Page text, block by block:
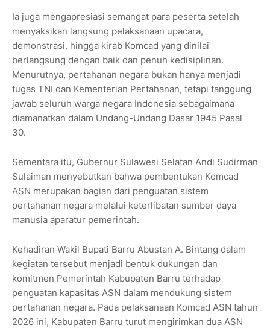
Ia juga mengapresiasi semangat para peserta setelah
menyaksikan langsung pelaksanaan upacara,
demonstrasi, hingga kirab Komcad yang dinilai
berlangsung dengan baik dan penuh kedisiplinan.
Menurutnya, pertahanan negara bukan hanya menjadi
tugas TNI dan Kementerian Pertahanan, tetapi tanggung
jawab seluruh warga negara Indonesia sebagaimana
diamanatkan dalam Undang-Undang Dasar 1945 Pasal
30.
Sementara itu, Gubernur Sulawesi Selatan Andi Sudirman
Sulaiman menyebutkan bahwa pembentukan Komcad
ASN merupakan bagian dari penguatan sistem
pertahanan negara melalui keterlibatan sumber daya
manusia aparatur pemerintah.
Kehadiran Wakil Bupati Barru Abustan A. Bintang dalam
kegiatan tersebut menjadi bentuk dukungan dan
komitmen Pemerintah Kabupaten Barru terhadap
penguatan kapasitas ASN dalam mendukung sistem
pertahanan negara. Pada pelaksanaan Komcad ASN tahun
2026 ini, Kabupaten Barru turut mengirimkan dua ASN